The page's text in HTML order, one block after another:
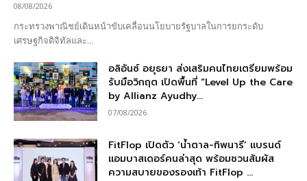
08/08/2026
กระทรวงพาณิชย์เดินหน้าขับเคลื่อนนโยบายรัฐบาลในการยกระดับ
เศรษฐกิจดิจิทัลและ...
อลิอันซ์ อยุธยา ส่งเสริมคนไทยเตรียมพร้อม
รับมือวิกฤต เปิดพื้นที่ “Level Up the Care
by Allianz Ayudhy...
07/08/2026
FitFlop เปิดตัว ‘น้ำตาล-ทิพนารี’ แบรนด์
แอมบาสเดอร์คนล่าสุด พร้อมชวนสัมผัส
ความสบายของรองเท้า FitFlop ...